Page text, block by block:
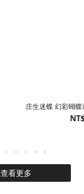
庄生迷蝶 幻彩蝴
查看更多